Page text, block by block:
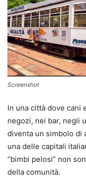
Screenshot
In una città dove
negozi, nei bar, negli
diventa un simbolo di
una delle capitali
“bimbi pelosi” non
della comunità.